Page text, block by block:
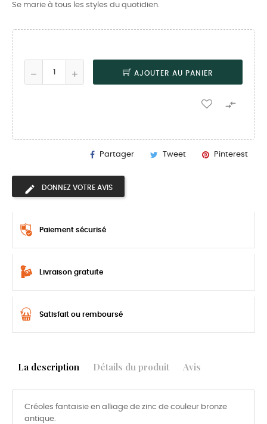
Se marie à tous les styles du quotidien.
AJOUTER AU PANIER

Partager Tweet Pinterest
DONNEZ VOTRE AVIS
Paiement sécurisé
Livraison gratuite
Satisfait ou remboursé
La description Détails du produit Avis
Créoles fantaisie en alliage de zinc de couleur bronze
antique.